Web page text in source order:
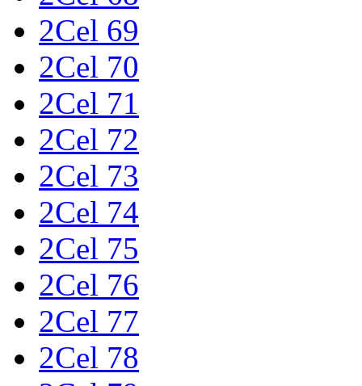
2Cel 69
2Cel 70
2Cel 71
2Cel 72
2Cel 73
2Cel 74
2Cel 75
2Cel 76
2Cel 77
2Cel 78